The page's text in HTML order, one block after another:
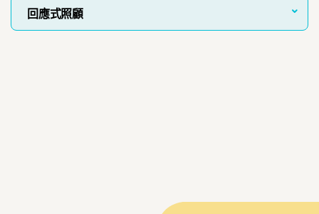
回應式照顧